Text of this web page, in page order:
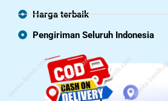
Harga terbaik
Pengiriman Seluruh Indonesia